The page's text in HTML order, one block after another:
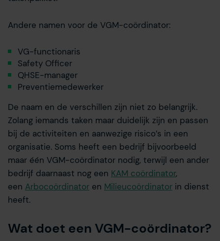
Andere namen voor de VGM-coördinator:
VG-functionaris
Safety Officer
QHSE-manager
Preventiemedewerker
De naam en de verschillen zijn niet zo belangrijk.
Zolang iemands taken maar duidelijk zijn en passen
bij de activiteiten en aanwezige risico’s in een
organisatie. Soms heeft een bedrijf bijvoorbeeld
maar één VGM-coördinator nodig, terwijl een ander
bedrijf daarnaast nog een KAM coördinator,
een Arbocoördinator en Milieucoördinator in dienst
heeft.
Wat doet een VGM-coördinator?